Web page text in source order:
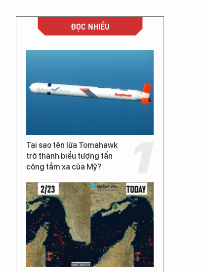
ĐỌC NHIỀU
Tại sao tên lửa Tomahawk
trở thành biểu tượng tấn
công tầm xa của Mỹ?